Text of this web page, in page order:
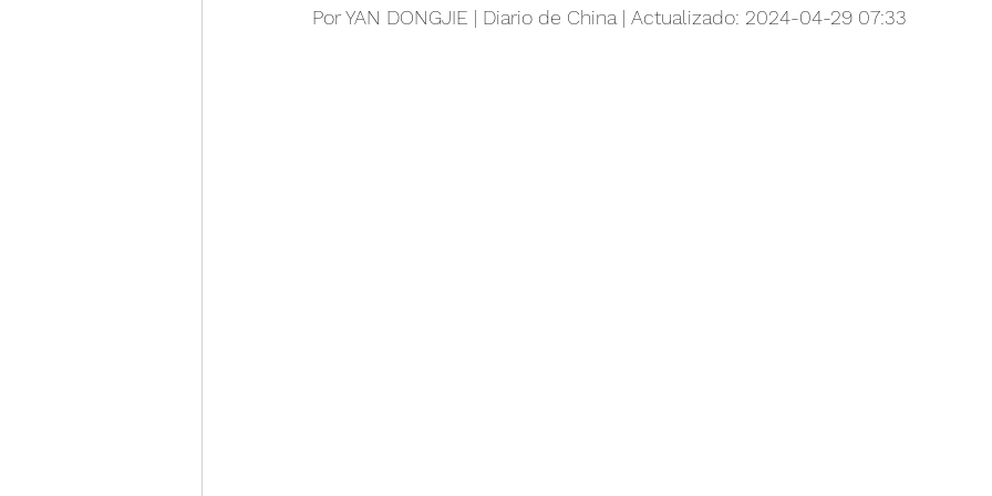
Por YAN DONGJIE | Diario de China | Actualizado: 2024-04-29 07:33